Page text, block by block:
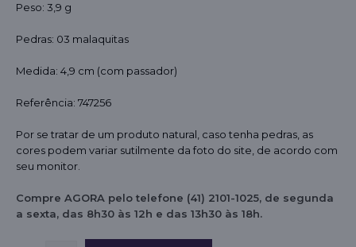
Peso: 3,9 g
Pedras: 03 malaquitas
Medida: 4,9 cm (com passador)
Referência: 747256
Por se tratar de um produto natural, caso tenha pedras, as
cores podem variar sutilmente da foto do site, de acordo com
seu monitor.
Compre AGORA pelo telefone (41) 2101-1025, de segunda
a sexta, das 8h30 às 12h e das 13h30 às 18h.